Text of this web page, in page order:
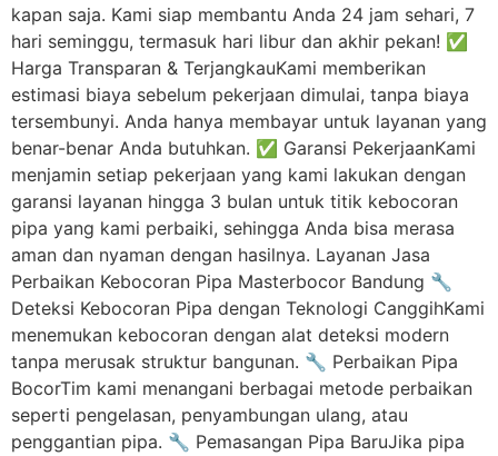
kapan saja. Kami siap membantu Anda 24 jam sehari, 7
hari seminggu, termasuk hari libur dan akhir pekan! ✅
Harga Transparan & TerjangkauKami memberikan
estimasi biaya sebelum pekerjaan dimulai, tanpa biaya
tersembunyi. Anda hanya membayar untuk layanan yang
benar-benar Anda butuhkan. ✅ Garansi PekerjaanKami
menjamin setiap pekerjaan yang kami lakukan dengan
garansi layanan hingga 3 bulan untuk titik kebocoran
pipa yang kami perbaiki, sehingga Anda bisa merasa
aman dan nyaman dengan hasilnya. Layanan Jasa
Perbaikan Kebocoran Pipa Masterbocor Bandung 🔧
Deteksi Kebocoran Pipa dengan Teknologi CanggihKami
menemukan kebocoran dengan alat deteksi modern
tanpa merusak struktur bangunan. 🔧 Perbaikan Pipa
BocorTim kami menangani berbagai metode perbaikan
seperti pengelasan, penyambungan ulang, atau
penggantian pipa. 🔧 Pemasangan Pipa BaruJika pipa